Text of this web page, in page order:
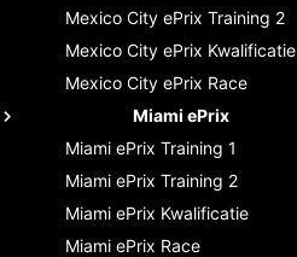
Mexico City ePrix Training 2
Mexico City ePrix Kwalificatie
Mexico City ePrix Race
Miami ePrix
Miami ePrix Training 1
Miami ePrix Training 2
Miami ePrix Kwalificatie
Miami ePrix Race